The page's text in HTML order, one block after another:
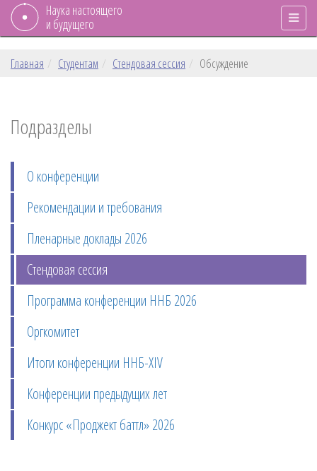
Наука настоящего
и будущего
Главная Студентам Стендовая сессия Обсуждение
Подразделы
О конференции
Рекомендации и требования
Пленарные доклады 2026
Стендовая сессия
Программа конференции ННБ 2026
Оргкомитет
Итоги конференции ННБ-XIV
Конференции предыдущих лет
Конкурс «Проджект баттл» 2026